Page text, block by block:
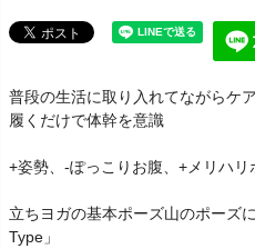
普段の生活に取り入れてながらケア
履くだけで体幹を意識
+姿勢、-ぽっこりお腹、+メリハリ
立ちヨガの基本ポーズ山のポーズ
Type」